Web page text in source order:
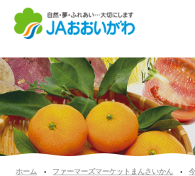
ホーム ファーマーズマーケットまんさいかん